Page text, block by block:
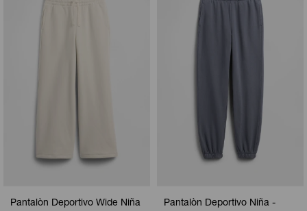
Pantalòn Deportivo Wide Niña
Pantalòn Deportivo Niña -